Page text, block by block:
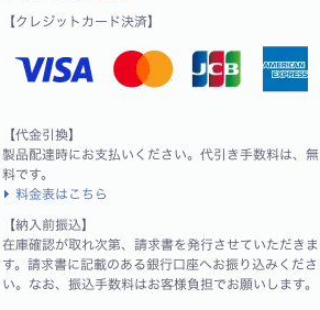
【クレジットカード決済】
【代金引換】
製品配達時にお支払いください。代引き手数料は、無
料です。
料金表はこちら
【納入前振込】
在庫確認が取れ次第、請求書を発行させていただきま
す。請求書に記載のある銀行口座へお振り込みくださ
い。なお、振込手数料はお客様負担でお願いします。